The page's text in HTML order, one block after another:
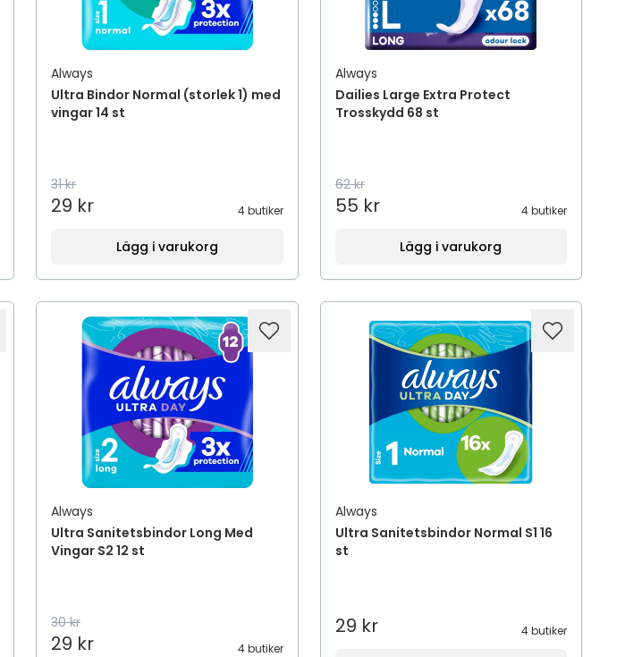
Always
Ultra Bindor Normal (storlek 1) med
vingar 14 st
31 kr
29 kr 4 butiker
Lägg i varukorg
Always
Dailies Large Extra Protect
Trosskydd 68 st
62 kr
55 kr 4 butiker
Lägg i varukorg
Always
Ultra Sanitetsbindor Long Med
Vingar S2 12 st
30 kr
29 kr 4 butiker
Always
Ultra Sanitetsbindor Normal S1 16
st
29 kr 4 butiker